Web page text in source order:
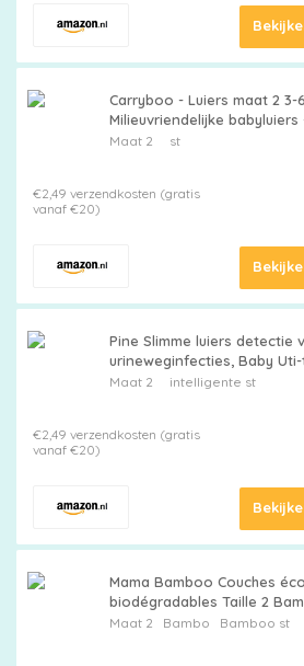
Carryboo - Luiers maat 2 3-
Milieuvriendelijke babyluiers
babyverzorging,
Maat 2 st
€2,49 verzendkosten (gratis
vanaf €20)
Pine Slimme luiers detectie
urineweginfecties, Baby
UTI-indicator,
Maat 2 intelligente st
€2,49 verzendkosten (gratis
vanaf €20)
Mama Bamboo Couches
biodégradables Taille 2
chlore Hypoallergénique
Maat 2 Bambo Bamboo st